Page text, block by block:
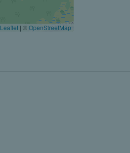
Leaflet | ©OpenStreetMap